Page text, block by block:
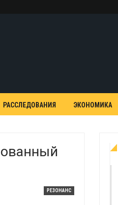
РАССЛЕДОВАНИЯ ЭКОНОМИКА
РЕЗОНАНС